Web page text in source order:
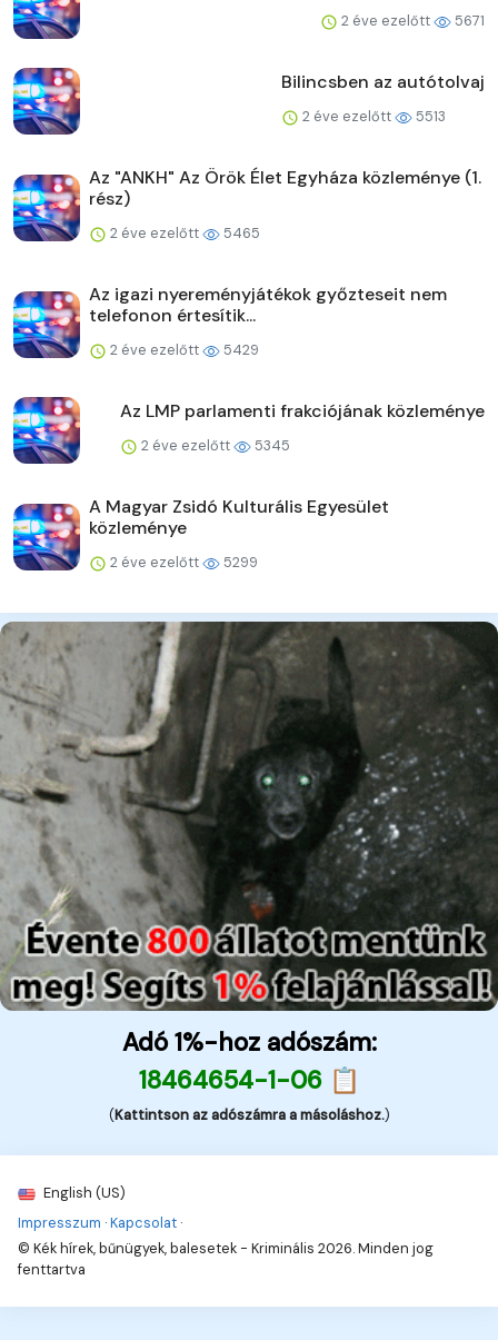
2 éve ezelőtt 5671
Bilincsben az autótolvaj
2 éve ezelőtt 5513
Az "ANKH" Az Örök Élet Egyháza közleménye (1.
rész)
2 éve ezelőtt 5465
Az igazi nyereményjátékok győzteseit nem
telefonon értesítik...
2 éve ezelőtt 5429
Az LMP parlamenti frakciójának közleménye
2 éve ezelőtt 5345
A Magyar Zsidó Kulturális Egyesület
közleménye
2 éve ezelőtt 5299
Adó 1%-hoz adószám:
18464654-1-06 📋
(Kattintson az adószámra a másoláshoz.)
English (US)
Impresszum ·Kapcsolat ·
© Kék hírek, bűnügyek, balesetek - Kriminális 2026. Minden jog
fenttartva